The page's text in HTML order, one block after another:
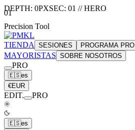
DEPTH: 0PXSEC: 01 //HERO
01
Precision Tool
TIENDA SESIONES PROGRAMA PRO
MAYORISTAS SOBRE NOSOTROS
PRO
🇪🇸es
€EUR
EDIT. PRO
🇪🇸es